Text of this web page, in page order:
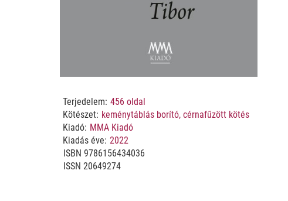
Terjedelem: 456 oldal
Kötészet: keménytáblás borító, cérnafűzött kötés
Kiadó: MMA Kiadó
Kiadás éve: 2022
ISBN 9786156434036
ISSN 20649274